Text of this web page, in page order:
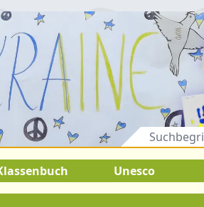
9.Juli 2026 bis 22.August 2026:
Unesco